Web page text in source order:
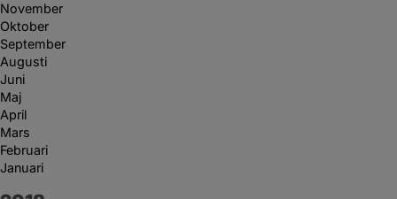
November
Oktober
September
Augusti
Juni
Maj
April
Mars
Februari
Januari